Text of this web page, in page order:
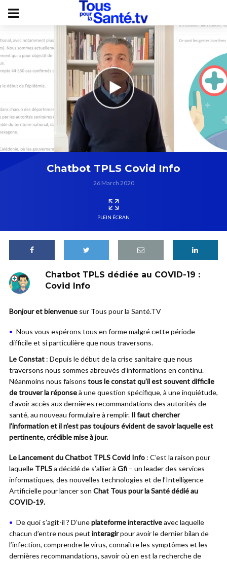
Chatbot TPLS Covid Info
26 March 2020
PLEIN ÉCRAN
Chatbot TPLS dédiée au COVID-19 :
Covid Info
Bonjour et bienvenue sur Tous pour la Santé.TV
Nous vous espérons tous en forme malgré cette période
difficile et si particulière que nous traversons.
Le Constat : Depuis le début de la crise sanitaire que nous
traversons nous sommes abreuvés d’informations en continu.
Néanmoins nous faisons tous le constat qu’il est souvent difficile
de trouver la réponseà une question spécifique, à une inquiétude,
d’avoir accès aux dernières recommandations des autorités de
santé, au nouveau formulaire à remplir. Il faut chercher
l’information et il n’est pas toujours évident de savoir laquelle est
pertinente, crédible mise à jour.
Le Lancement du Chatbot TPLS Covid Info : C’est la raison pour
laquelle TPLSa décidé de s’allier à Gfi – un leader des services
informatiques, des nouvelles technologies et de l’Intelligence
Artificielle pour lancer son Chat Tous pour la Santé dédié au
COVID-19.
De quoi s’agit-il ? D’uneplateforme interactiveavec laquelle
chacun d’entre nous peut interagirpour avoir le dernier bilan de
l’infection, comprendre le virus, connaître les symptômes et les
dernières recommandations, savoir où en est la recherche de